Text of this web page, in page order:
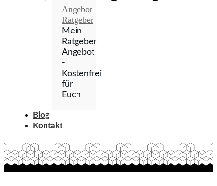
Angebot
Ratgeber
Mein
Ratgeber
Angebot
-
Kostenfrei
für
Euch
Blog
Kontakt